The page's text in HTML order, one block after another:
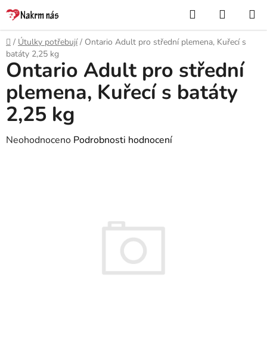
Přejít
na
obsah
Hledat
KOŠÍK
Domů
/ Útulky potřebují / Ontario Adult pro střední plemena, Kuřecí s
batáty 2,25 kg
Ontario Adult pro střední
plemena, Kuřecí s batáty
2,25 kg
Průměrné
Neohodnoceno Podrobnosti hodnocení